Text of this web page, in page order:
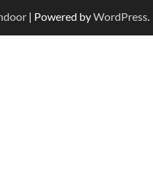
| Powered byWordPress.